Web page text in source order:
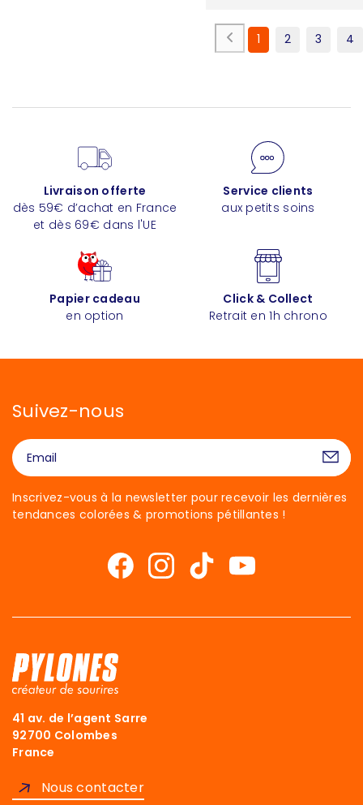
1 2 3 4
Livraison offerte
dès 59€ d’achat en France
et dès 69€ dans l'UE
Service clients
aux petits soins
Papier cadeau
en option
Click & Collect
Retrait en 1h chrono
Suivez-nous
Inscrivez-vous à la newsletter pour recevoir les dernières
tendances colorées & promotions pétillantes !
41 av. de l’agent Sarre
92700 Colombes
France
Nous contacter